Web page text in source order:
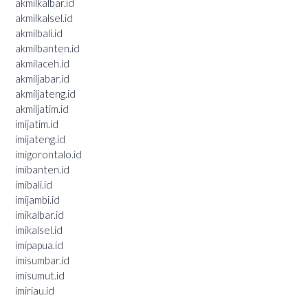
akmilkalbar.id
akmilkalsel.id
akmilbali.id
akmilbanten.id
akmilaceh.id
akmiljabar.id
akmiljateng.id
akmiljatim.id
imijatim.id
imijateng.id
imigorontalo.id
imibanten.id
imibali.id
imijambi.id
imikalbar.id
imikalsel.id
imipapua.id
imisumbar.id
imisumut.id
imiriau.id